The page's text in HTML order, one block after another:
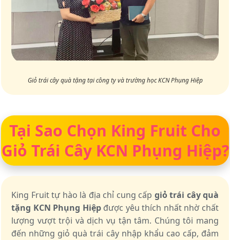
Giỏ trái cây quà tặng tại công ty và trường học KCN Phụng Hiệp
Tại Sao Chọn King Fruit Cho
Giỏ Trái Cây KCN Phụng Hiệp?
King Fruit tự hào là địa chỉ cung cấp giỏ trái cây quà
tặng KCN Phụng Hiệpđược yêu thích nhất nhờ chất
lượng vượt trội và dịch vụ tận tâm. Chúng tôi mang
đến những giỏ quà trái cây nhập khẩu cao cấp, đảm